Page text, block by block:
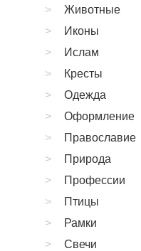
Животные
Иконы
Ислам
Кресты
Одежда
Оформление
Православие
Природа
Профессии
Птицы
Рамки
Свечи